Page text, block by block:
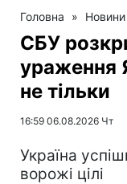
Головна » Новини
СБУ
ураження
не тільки
16:59 06.08.2026 Чт
Україна
ворожі цілі